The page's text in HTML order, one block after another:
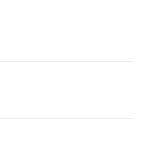
militer yang layak
hidup di dunia
menceritakan
saat ini, saat tirai